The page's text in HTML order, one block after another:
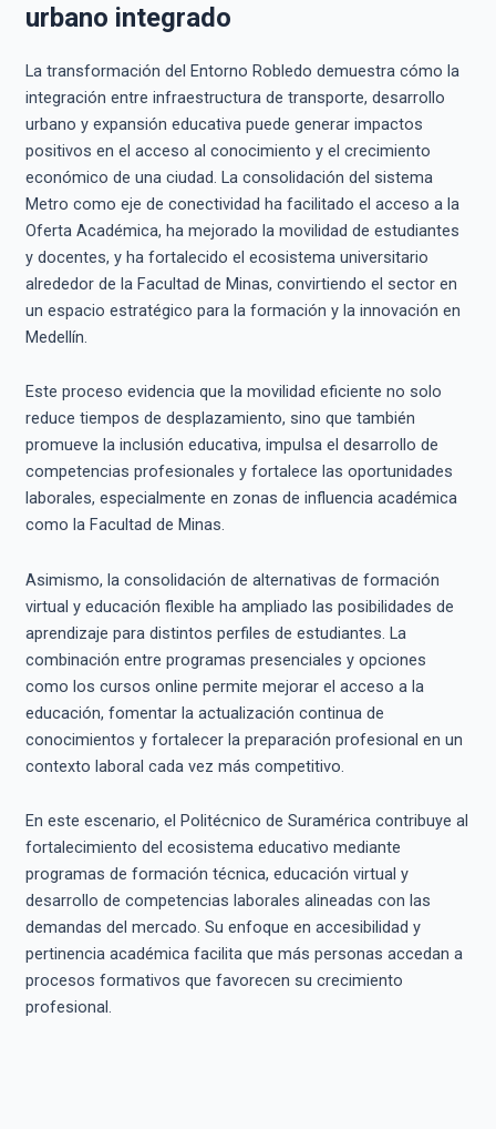
urbano integrado
La transformación del Entorno Robledo demuestra cómo la
integración entre infraestructura de transporte, desarrollo
urbano y expansión educativa puede generar impactos
positivos en el acceso al conocimiento y el crecimiento
económico de una ciudad. La consolidación del sistema
Metro como eje de conectividad ha facilitado el acceso a la
Oferta Académica, ha mejorado la movilidad de estudiantes
y docentes, y ha fortalecido el ecosistema universitario
alrededor de la Facultad de Minas, convirtiendo el sector en
un espacio estratégico para la formación y la innovación en
Medellín.
Este proceso evidencia que la movilidad eficiente no solo
reduce tiempos de desplazamiento, sino que también
promueve la inclusión educativa, impulsa el desarrollo de
competencias profesionales y fortalece las oportunidades
laborales, especialmente en zonas de influencia académica
como la Facultad de Minas.
Asimismo, la consolidación de alternativas de formación
virtual y educación flexible ha ampliado las posibilidades de
aprendizaje para distintos perfiles de estudiantes. La
combinación entre programas presenciales y opciones
como los cursos online permite mejorar el acceso a la
educación, fomentar la actualización continua de
conocimientos y fortalecer la preparación profesional en un
contexto laboral cada vez más competitivo.
En este escenario, el Politécnico de Suramérica contribuye al
fortalecimiento del ecosistema educativo mediante
programas de formación técnica, educación virtual y
desarrollo de competencias laborales alineadas con las
demandas del mercado. Su enfoque en accesibilidad y
pertinencia académica facilita que más personas accedan a
procesos formativos que favorecen su crecimiento
profesional.